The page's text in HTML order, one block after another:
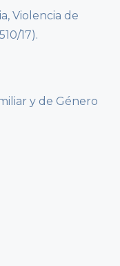
Violencia de
17).
y de Género